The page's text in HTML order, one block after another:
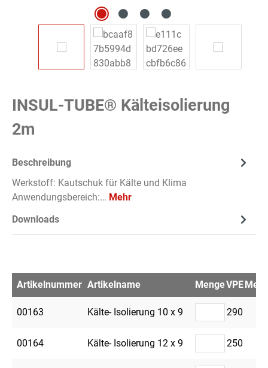
INSUL-TUBE® Kälteisolierung
2m
Beschreibung
Werkstoff: Kautschuk für Kälte und Klima
Anwendungsbereich:… Mehr
Downloads
Artikelnummer Artikelname MengeVPE
00163 Kälte- Isolierung 10 x 9 290
00164 Kälte- Isolierung 12 x 9 250